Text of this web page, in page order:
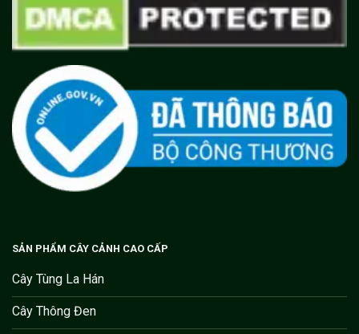
SẢN PHẨM CÂY CẢNH CAO CẤP
Cây Tùng La Hán
Cây Thông Đen